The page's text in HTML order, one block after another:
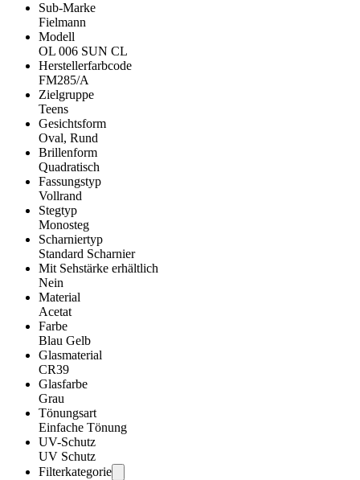
Sub-Marke
Fielmann
Modell
OL 006 SUN CL
Herstellerfarbcode
FM285/A
Zielgruppe
Teens
Gesichtsform
Oval, Rund
Brillenform
Quadratisch
Fassungstyp
Vollrand
Stegtyp
Monosteg
Scharniertyp
Standard Scharnier
Mit Sehstärke erhältlich
Nein
Material
Acetat
Farbe
Blau Gelb
Glasmaterial
CR39
Glasfarbe
Grau
Tönungsart
Einfache Tönung
UV-Schutz
UV Schutz
Filterkategorie